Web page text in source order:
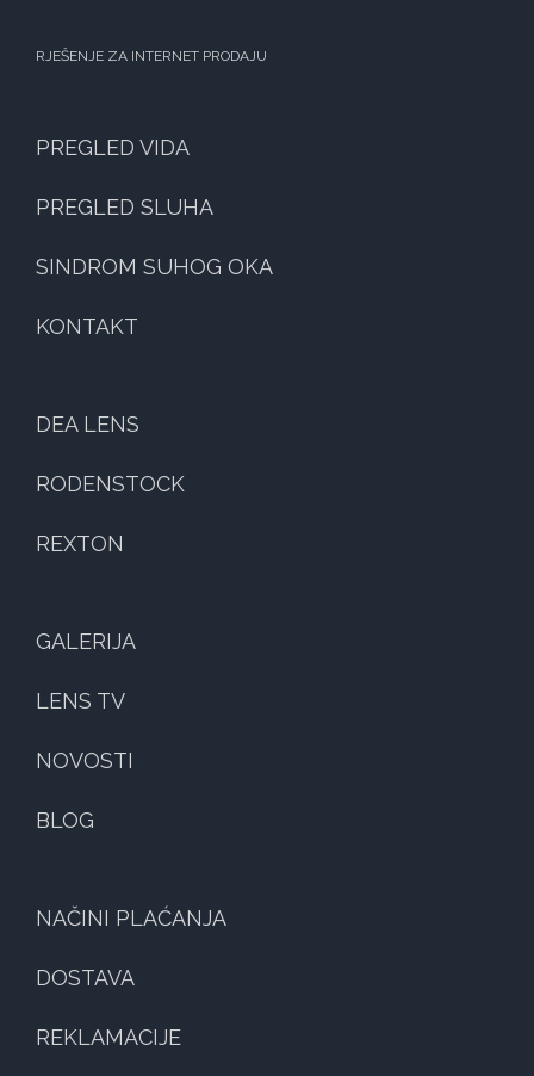
RJEŠENJE ZA INTERNET PRODAJU
PREGLED VIDA
PREGLED SLUHA
SINDROM SUHOG OKA
KONTAKT
DEA LENS
RODENSTOCK
REXTON
GALERIJA
LENS TV
NOVOSTI
BLOG
NAČINI PLAĆANJA
DOSTAVA
REKLAMACIJE